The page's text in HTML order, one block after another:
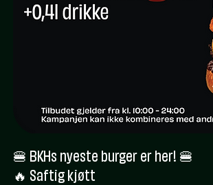
🍔 BKHs nyeste burger er her! 🍔
🔥 Saftig kjøtt